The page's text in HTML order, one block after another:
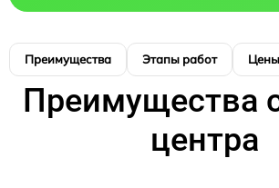
Преимущества Этапы работ Цены
Преимущества
центра